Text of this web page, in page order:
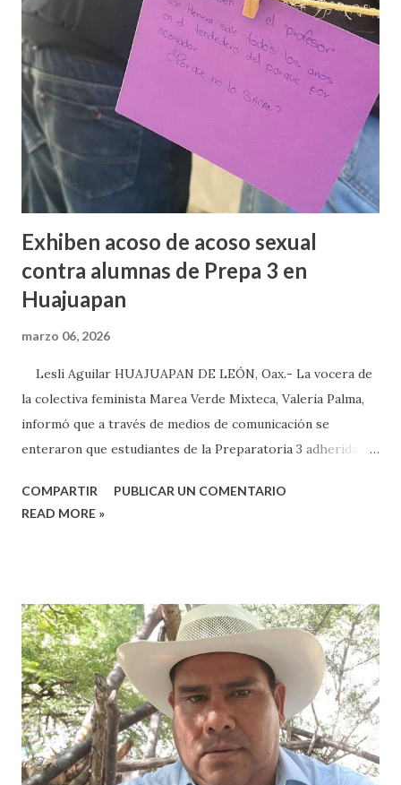
Exhiben acoso de acoso sexual
contra alumnas de Prepa 3 en
Huajuapan
marzo 06, 2026
Lesli Aguilar HUAJUAPAN DE LEÓN, Oax.- La vocera de
la colectiva feminista Marea Verde Mixteca, Valeria Palma,
informó que a través de medios de comunicación se
enteraron que estudiantes de la Preparatoria 3 adherida a
colocado un tendedero de denuncias por el tema de acoso
la colectiva acudieron a la Prepa 3 a recibir las denuncias de
acosos sexual por parte de sus profesores sin que las
autoridades educativas hicieran nada. Valeria Palma informó
que durante los 5 años que llevan realizando la marcha
feminista la Escuela Preparatoria 3 es una de las escuelas
que más denuncias recibe por tema de acosos sexual, por lo
que decidieron acudir a la institución y acuerpar a las e...
COMPARTIR
PUBLICAR UN COMENTARIO
READ MORE »